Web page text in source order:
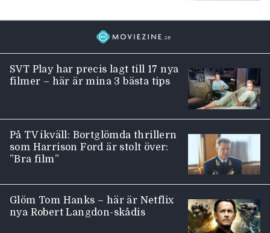
SVT Play har precis lagt till 17 nya
filmer – här är mina 3 bästa tips
På TV ikväll: Bortglömda thrillern
som Harrison Ford är stolt över:
”Bra film”
Glöm Tom Hanks – här är Netflix
nya Robert Langdon-skådis